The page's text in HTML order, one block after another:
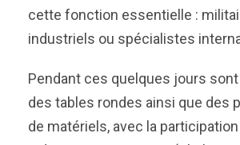
cette fonction essentielle :
industriels ou spécialistes
Pendant ces quelques jours
des tables rondes ainsi que des
de matériels, avec la